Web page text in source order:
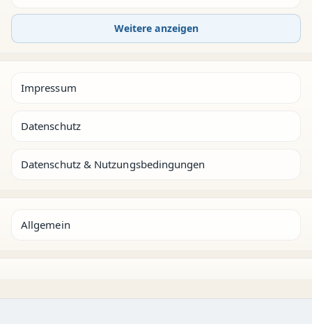
Weitere anzeigen
Impressum
Datenschutz
Datenschutz & Nutzungsbedingungen
Allgemein